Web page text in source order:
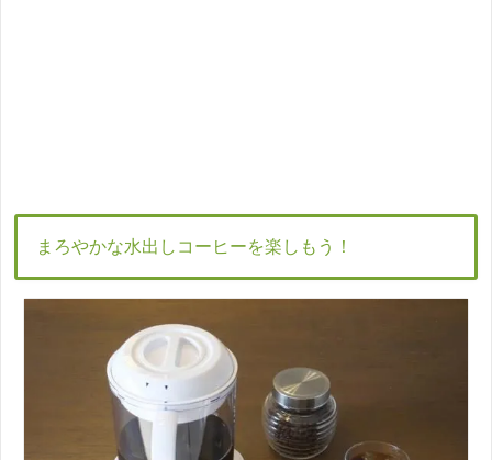
まろやかな水出しコーヒーを楽しもう！